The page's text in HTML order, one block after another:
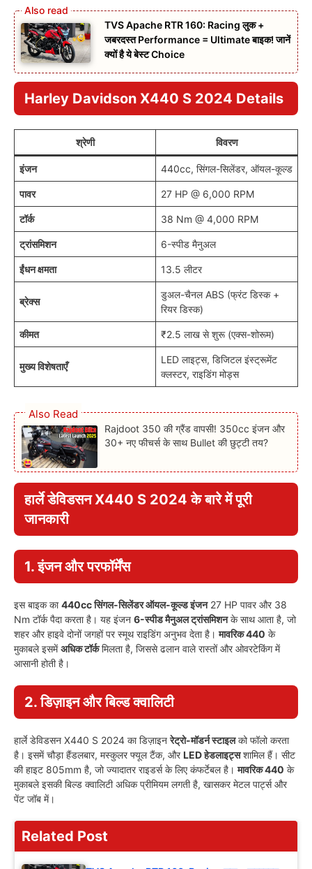
TVS Apache RTR 160: Racing लुक +
जबरदस्त Performance = Ultimate बाइक! जानें
क्यों है ये बेस्ट Choice
Harley Davidson X440 S 2024 Details
श्रेणी विवरण
इंजन 440cc, सिंगल-सिलेंडर, ऑयल-कूल्ड
पावर 27 HP @ 6,000 RPM
टॉर्क 38 Nm @ 4,000 RPM
ट्रांसमिशन 6-स्पीड मैनुअल
ईंधन क्षमता 13.5 लीटर
ब्रेक्स
डुअल-चैनल ABS (फ्रंट डिस्क +
रियर डिस्क)
कीमत ₹2.5 लाख से शुरू (एक्स-शोरूम)
मुख्य विशेषताएँ
LED लाइट्स, डिजिटल इंस्ट्रूमेंट
क्लस्टर, राइडिंग मोड्स
Also Read
Rajdoot 350 की ग्रैंड वापसी! 350cc इंजन और
30+ नए फीचर्स के साथ Bullet की छुट्टी तय?
हार्ले डेविडसन X440 S 2024 के बारे में पूरी
जानकारी
1. इंजन और परफॉर्मेंस
इस बाइक का440cc सिंगल-सिलेंडर ऑयल-कूल्ड इंजन27 HP पावर और 38
Nm टॉर्क पैदा करता है। यह इंजन 6-स्पीड मैनुअल ट्रांसमिशनके साथ आता है, जो
शहर और हाइवे दोनों जगहों पर स्मूथ राइडिंग अनुभव देता है।मावरिक 440 के
मुकाबले इसमेंअधिक टॉर्कमिलता है, जिससे ढलान वाले रास्तों और ओवरटेकिंग में
आसानी होती है।
2. डिज़ाइन और बिल्ड क्वालिटी
हार्ले डेविडसन X440 S 2024 का डिज़ाइनरेट्रो-मॉडर्न स्टाइलको फॉलो करता
है। इसमें चौड़ा हैंडलबार, मस्कुलर फ्यूल टैंक, औरLED हेडलाइट्सशामिल हैं। सीट
की हाइट 805mm है, जो ज्यादातर राइडर्स के लिए कंफर्टेबल है।मावरिक 440 के
मुकाबले इसकी बिल्ड क्वालिटी अधिक प्रीमियम लगती है, खासकर मेटल पार्ट्स और
पेंट जॉब में।
Related Post